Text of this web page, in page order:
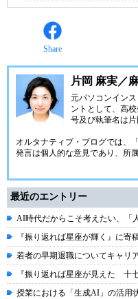
Share
片岡 麻実／
元パソコンイン
ントとして、高
号及び執筆名は片
オルタナティブ・ブログでは、
発言は個人的な意見であり、所
最近のエントリー
AI時代だからこそ考えたい、「
『振り返れば星座が輝く』に寄
若者の早期退職についてキャリ
『振り返れば星座が見えた 十
授業における「生成AI」の活用